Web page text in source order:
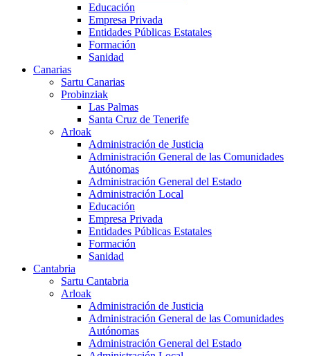
Educación
Empresa Privada
Entidades Públicas Estatales
Formación
Sanidad
Canarias
Sartu Canarias
Probinziak
Las Palmas
Santa Cruz de Tenerife
Arloak
Administración de Justicia
Administración General de las Comunidades
Autónomas
Administración General del Estado
Administración Local
Educación
Empresa Privada
Entidades Públicas Estatales
Formación
Sanidad
Cantabria
Sartu Cantabria
Arloak
Administración de Justicia
Administración General de las Comunidades
Autónomas
Administración General del Estado